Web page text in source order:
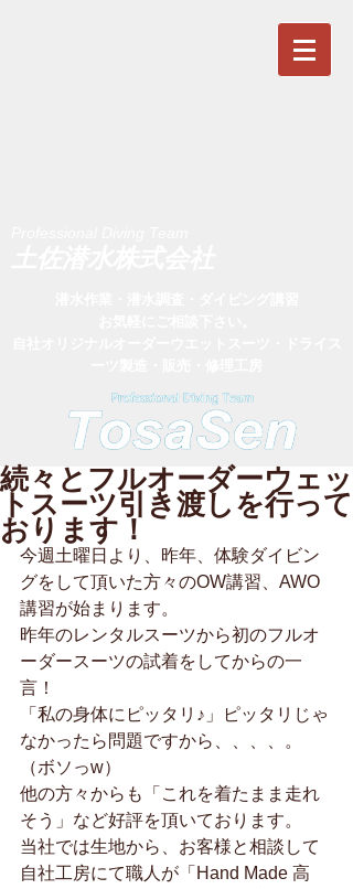
続々とフルオーダーウェッ
トスーツ引き渡しを行って
おります！
今週土曜日より、昨年、体験ダイビン
グをして頂いた方々のOW講習、AWO
講習が始まります。
昨年のレンタルスーツから初のフルオ
ーダースーツの試着をしてからの一
言！
「私の身体にピッタリ♪」ピッタリじゃ
なかったら問題ですから、、、、。
（ボソっw）
他の方々からも「これを着たまま走れ
そう」など好評を頂いております。
当社では生地から、お客様と相談して
自社工房にて職人が「Hand Made 高